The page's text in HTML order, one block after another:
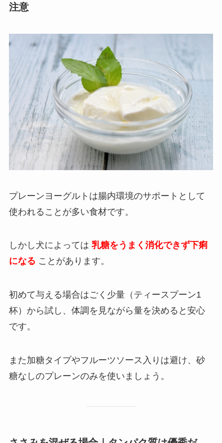
注意
プレーンヨーグルトは腸内環境のサポートとして
使われることが多い食材です。
しかし犬によっては 乳糖をうまく消化できず下痢
になる ことがあります。
初めて与える場合はごく少量（ティースプーン1
杯）から試し、体調を見ながら量を決めると安心
です。
また加糖タイプやフルーツソース入りは避け、砂
糖なしのプレーンのみを使いましょう。